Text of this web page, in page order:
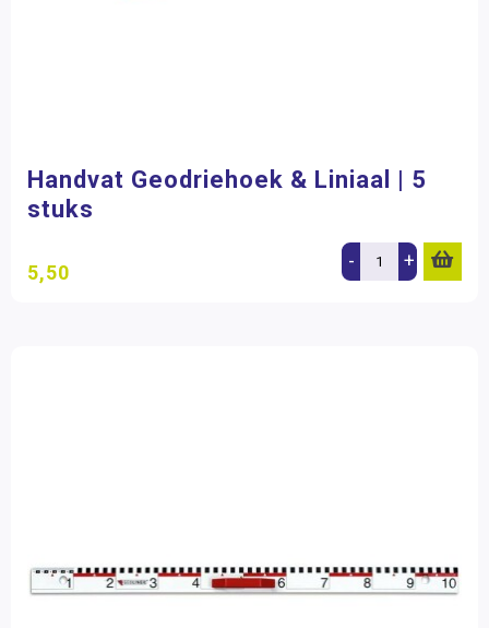
Handvat Geodriehoek & Liniaal | 5
stuks
5,50 - +